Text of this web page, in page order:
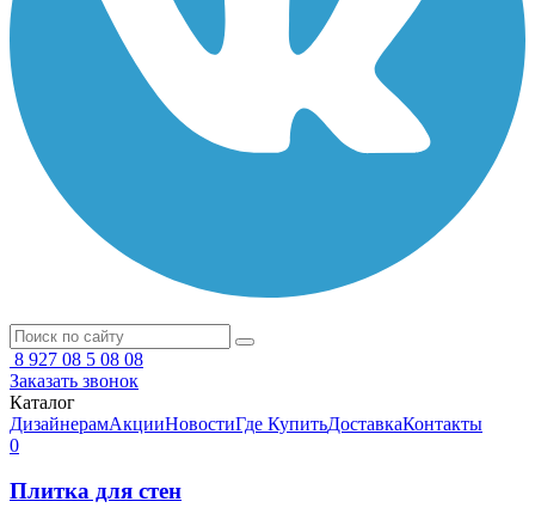
8 927 08 5 08 08
Заказать звонок
Каталог
ДизайнерамАкцииНовостиГде КупитьДоставкаКонтакты
0
Плитка для стен